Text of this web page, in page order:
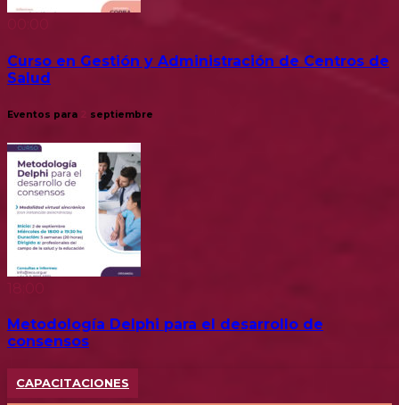
Curso en Gestión y Administración de Centros de
Salud
Eventos para septiembre
Metodología Delphi para el desarrollo de
consensos
CAPACITACIONES